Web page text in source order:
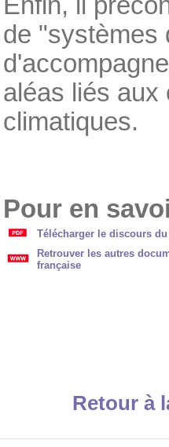
de "systèmes
aléas liés aux
climatiques.
Pour en
Télécharger le discours
Retrouver les autres
française
Retour à